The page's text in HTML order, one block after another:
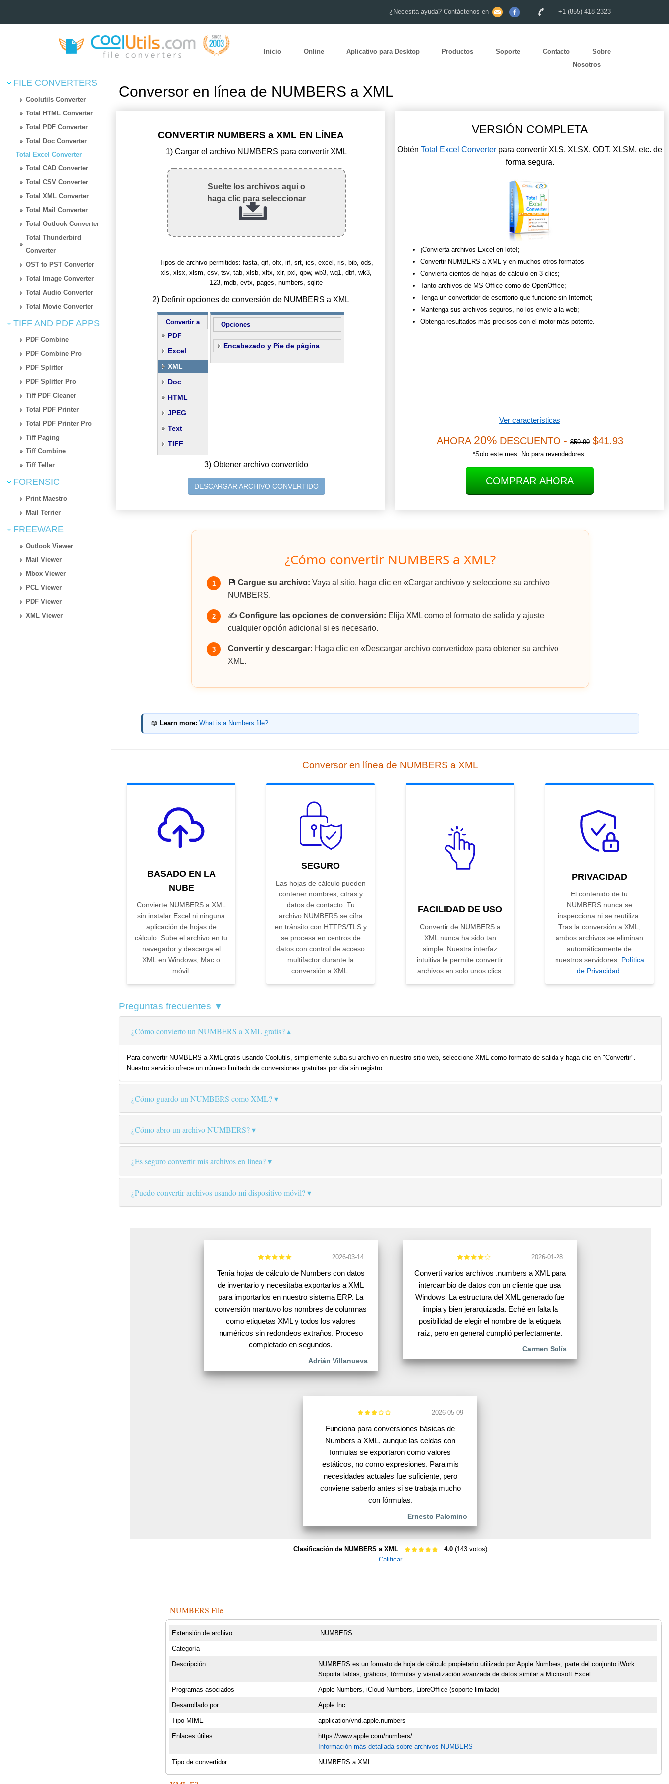
¿Necesita ayuda? Contáctenos en +1 (855) 418-2323
Inicio Online Aplicativo para Desktop Productos Soporte Contacto
Sobre
Nosotros
FILE CONVERTERS
Coolutils Converter
Total HTML Converter
Total PDF Converter
Total Doc Converter
Total Excel Converter
Total CAD Converter
Total CSV Converter
Total XML Converter
Total Mail Converter
Total Outlook Converter
Total Thunderbird
Converter
OST to PST Converter
Total Image Converter
Total Audio Converter
Total Movie Converter
TIFF AND PDF APPS
PDF Combine
PDF Combine Pro
PDF Splitter
PDF Splitter Pro
Tiff PDF Cleaner
Total PDF Printer
Total PDF Printer Pro
Tiff Paging
Tiff Combine
Tiff Teller
FORENSIC
Print Maestro
Mail Terrier
FREEWARE
Outlook Viewer
Mail Viewer
Mbox Viewer
PCL Viewer
PDF Viewer
XML Viewer
Conversor en línea de NUMBERS a XML
CONVERTIR NUMBERS a XML EN LÍNEA
1) Cargar el archivo NUMBERS para convertir XML
Suelte los archivos aquí o
haga clic para seleccionar
Tipos de archivo permitidos: fasta, qif, ofx, iif, srt, ics, excel, ris, bib, ods,
xls, xlsx, xlsm, csv, tsv, tab, xlsb, xltx, xlr, pxl, qpw, wb3, wq1, dbf, wk3,
123, mdb, evtx, pages, numbers, sqlite
2) Definir opciones de conversión de NUMBERS a XML
Convertir a
PDF
Excel
XML
Doc
HTML
JPEG
Text
TIFF
Opciones
Encabezado y Pie de página
3) Obtener archivo convertido
DESCARGAR ARCHIVO CONVERTIDO
VERSIÓN COMPLETA
Obtén Total Excel Converter para convertir XLS, XLSX, ODT, XLSM, etc. de
forma segura.
¡Convierta archivos Excel en lote!;
Convertir NUMBERS a XML y en muchos otros formatos
Convierta cientos de hojas de cálculo en 3 clics;
Tanto archivos de MS Office como de OpenOffice;
Tenga un convertidor de escritorio que funcione sin Internet;
Mantenga sus archivos seguros, no los envíe a la web;
Obtenga resultados más precisos con el motor más potente.
Ver características
AHORA 20%DESCUENTO -$59.90$41.93
*Solo este mes. No para revendedores.
COMPRAR AHORA
¿Cómo convertir NUMBERS a XML?
1 💾 Cargue su archivo: Vaya al sitio, haga clic en «Cargar archivo» y seleccione su archivo
NUMBERS.
2 ✍️ Configure las opciones de conversión: Elija XML como el formato de salida y ajuste
cualquier opción adicional si es necesario.
3 Convertir y descargar: Haga clic en «Descargar archivo convertido» para obtener su archivo
XML.
📖 Learn more: What is a Numbers file?
Conversor en línea de NUMBERS a XML
BASADO EN LA
NUBE
Convierte NUMBERS a XML
sin instalar Excel ni ninguna
aplicación de hojas de
cálculo. Sube el archivo en tu
navegador y descarga el
XML en Windows, Mac o
móvil.
SEGURO
Las hojas de cálculo pueden
contener nombres, cifras y
datos de contacto. Tu
archivo NUMBERS se cifra
en tránsito con HTTPS/TLS y
se procesa en centros de
datos con control de acceso
multifactor durante la
conversión a XML.
FACILIDAD DE USO
Convertir de NUMBERS a
XML nunca ha sido tan
simple. Nuestra interfaz
intuitiva le permite convertir
archivos en solo unos clics.
PRIVACIDAD
El contenido de tu
NUMBERS nunca se
inspecciona ni se reutiliza.
Tras la conversión a XML,
ambos archivos se eliminan
automáticamente de
nuestros servidores. Política
de Privacidad.
Preguntas frecuentes ▼
¿Cómo convierto un NUMBERS a XML gratis?
Para convertir NUMBERS a XML gratis usando Coolutils, simplemente suba su archivo en nuestro sitio web, seleccione XML como formato de salida y haga clic en "Convertir".
Nuestro servicio ofrece un número limitado de conversiones gratuitas por día sin registro.
¿Cómo guardo un NUMBERS como XML?
¿Cómo abro un archivo NUMBERS?
¿Es seguro convertir mis archivos en línea?
¿Puedo convertir archivos usando mi dispositivo móvil?
2026-03-14
Tenía hojas de cálculo de Numbers con datos
de inventario y necesitaba exportarlos a XML
para importarlos en nuestro sistema ERP. La
conversión mantuvo los nombres de columnas
como etiquetas XML y todos los valores
numéricos sin redondeos extraños. Proceso
completado en segundos.
Adrián Villanueva
2026-01-28
Convertí varios archivos .numbers a XML para
intercambio de datos con un cliente que usa
Windows. La estructura del XML generado fue
limpia y bien jerarquizada. Eché en falta la
posibilidad de elegir el nombre de la etiqueta
raíz, pero en general cumplió perfectamente.
Carmen Solís
2026-05-09
Funciona para conversiones básicas de
Numbers a XML, aunque las celdas con
fórmulas se exportaron como valores
estáticos, no como expresiones. Para mis
necesidades actuales fue suficiente, pero
conviene saberlo antes si se trabaja mucho
con fórmulas.
Ernesto Palomino
Clasificación de NUMBERS a XML 4.0 (143 votos)
Calificar
NUMBERS File
Extensión de archivo .NUMBERS
Categoría
Descripción
NUMBERS es un formato de hoja de cálculo propietario utilizado por Apple Numbers, parte del conjunto iWork.
Soporta tablas, gráficos, fórmulas y visualización avanzada de datos similar a Microsoft Excel.
Programas asociados Apple Numbers, iCloud Numbers, LibreOffice (soporte limitado)
Desarrollado por Apple Inc.
Tipo MIME application/vnd.apple.numbers
Enlaces útiles
https://www.apple.com/numbers/
Información más detallada sobre archivos NUMBERS
Tipo de convertidor NUMBERS a XML